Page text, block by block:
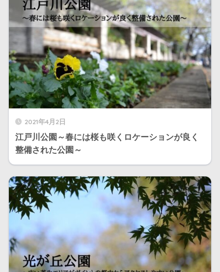
2021年4月2日
江戸川公園～春には桜も咲くロケーションが良く
整備された公園～